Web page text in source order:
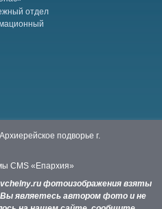
отдел
подворье г.
CMS «Епархия»
фотоизображения взяты
являетесь автором фото и не